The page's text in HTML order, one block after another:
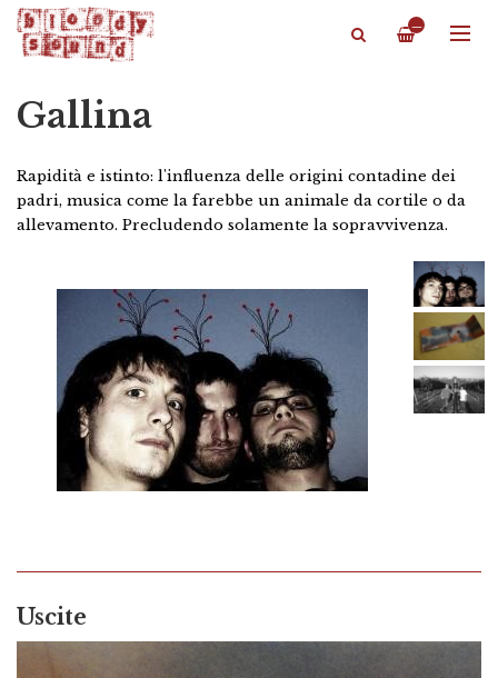
—
Gallina
Rapidità e istinto: l'influenza delle origini contadine dei
padri, musica come la farebbe un animale da cortile o da
allevamento. Precludendo solamente la sopravvivenza.
Uscite